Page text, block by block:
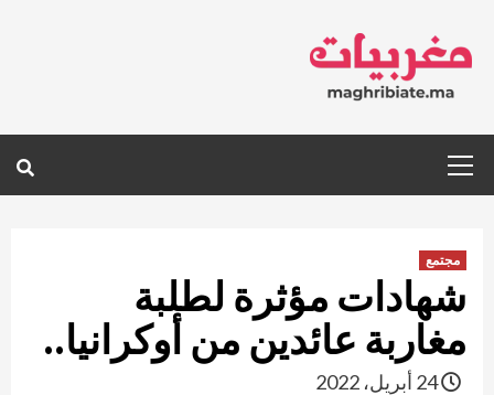
content
Menu
مجتمع
شهادات مؤثرة لطلبة
مغاربة عائدين من أوكرانيا..
24 أبريل، 2022